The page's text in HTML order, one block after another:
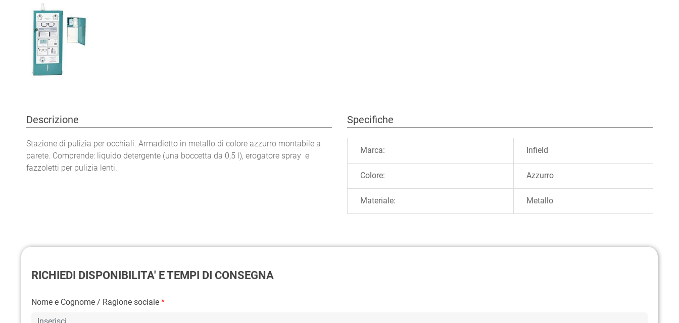
Descrizione
Stazione di pulizia per occhiali. Armadietto in metallo di colore azzurro montabile a
parete. Comprende: liquido detergente (una boccetta da 0,5 l), erogatore spray e
fazzoletti per pulizia lenti.
Specifiche
Marca: Infield
Colore: Azzurro
Materiale: Metallo
RICHIEDI DISPONIBILITA' E TEMPI DI CONSEGNA
Nome e Cognome / Ragione sociale *